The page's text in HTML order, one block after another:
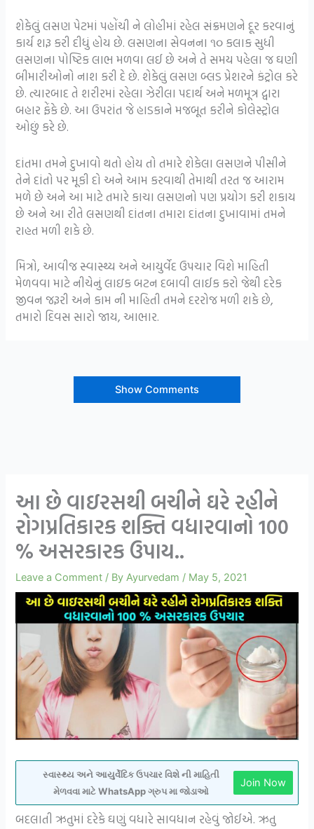
શેકેલું લસણ પેટમાં પહોંચી ને લોહીમાં રહેલ સંક્રમણને દૂર કરવાનું
કાર્ય શરૂ કરી દીધું હોય છે. લસણના સેવનના ૧૦ કલાક સુધી
લસણના પોષ્ટિક લાભ મળવા લઈ છે અને તે સમય પહેલા જ ઘણી
બીમારીઓનો નાશ કરી દે છે. શેકેલું લસણ બ્લડ પ્રેશરને કંટ્રોલ કરે
છે. ત્યારબાદ તે શરીરમાં રહેલા ઝેરીલા પદાર્થ અને મળમૂત્ર દ્વારા
બહાર ફેંકે છે. આ ઉપરાંત જે હાડકાને મજબૂત કરીને કોલેસ્ટ્રોલ
ઓછું કરે છે.
દાંતમા તમને દુખાવો થતો હોય તો તમારે શેકેલા લસણને પીસીને
તેને દાંતો પર મૂકી દો અને આમ કરવાથી તેમાથી તરત જ આરામ
મળે છે અને આ માટે તમારે કાચા લસણનો પણ પ્રયોગ કરી શકાય
છે અને આ રીતે લસણથી દાંતના તમારા દાંતના દુખાવામાં તમને
રાહત મળી શકે છે.
મિત્રો, આવીજ સ્વાસ્થ્ય અને આયુર્વેદ ઉપચાર વિશે માહિતી
મેળવવા માટે નીચેનું લાઇક બટન દબાવી લાઈક કરો જેથી દરેક
જીવન જરૂરી અને કામ ની માહિતી તમને દરરોજ મળી શકે છે,
તમારો દિવસ સારો જાય, આભાર.
Show Comments
આ છે વાઇરસથી બચીને ઘરે રહીને
રોગપ્રતિકારક શક્તિ વધારવાનો 100
% અસરકારક ઉપાય..
Leave a Comment / ByAyurvedam / May 5, 2021
સ્વાસ્થ્ય અને આયુર્વેદિક ઉપચાર વિશે ની માહિતી
મેળવવા માટે WhatsApp ગ્રુપ મા જોડાઓ
Join Now
બદલાતી ઋતુમાં દરેકે ઘણું વધારે સાવધાન રહેવું જોઈએ. ઋતુ